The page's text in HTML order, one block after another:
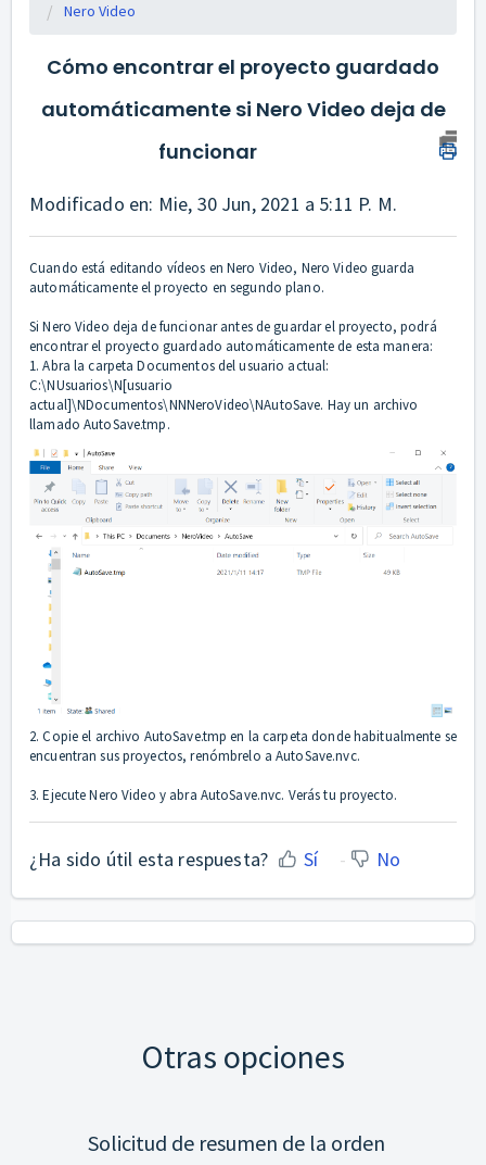
Nero Video
Cómo encontrar el proyecto guardado
automáticamente si Nero Video deja de
funcionar
Modificado en: Mie, 30 Jun, 2021 a 5:11 P. M.
Cuando está editando vídeos en Nero Video, Nero Video guarda
automáticamente el proyecto en segundo plano.
Si Nero Video deja de funcionar antes de guardar el proyecto, podrá
encontrar el proyecto guardado automáticamente de esta manera:
1. Abra la carpeta Documentos del usuario actual:
C:\NUsuarios\N[usuario
actual]\NDocumentos\NNNeroVideo\NAutoSave. Hay un archivo
llamado AutoSave.tmp.
2. Copie el archivo AutoSave.tmp en la carpeta donde habitualmente se
encuentran sus proyectos, renómbrelo a AutoSave.nvc.
3. Ejecute Nero Video y abra AutoSave.nvc. Verás tu proyecto.
¿Ha sido útil esta respuesta? Sí No
Otras opciones
Solicitud de resumen de la orden